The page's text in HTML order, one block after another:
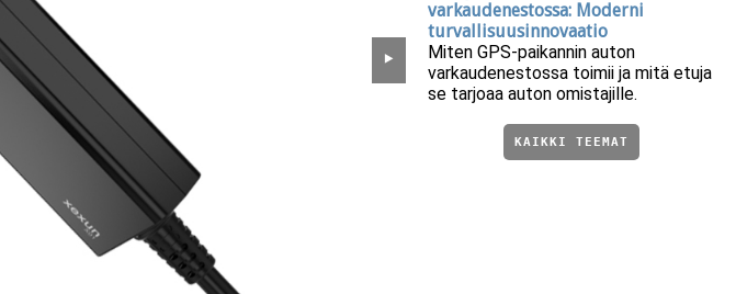
⯈
varkaudenestossa: Moderni
turvallisuusinnovaatio
Miten GPS-paikannin auton
varkaudenestossa toimii ja mitä etuja
se tarjoaa auton omistajille.
KAIKKI TEEMAT